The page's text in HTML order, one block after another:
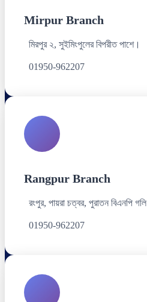
Mirpur Branch
মিরপুর ২, সুইমিংপুলের বিপরীত পাশে।
01950-962207
Rangpur Branch
রংপুর, পায়রা চত্বর, পুরাতন বিএনপি গলি
01950-962207